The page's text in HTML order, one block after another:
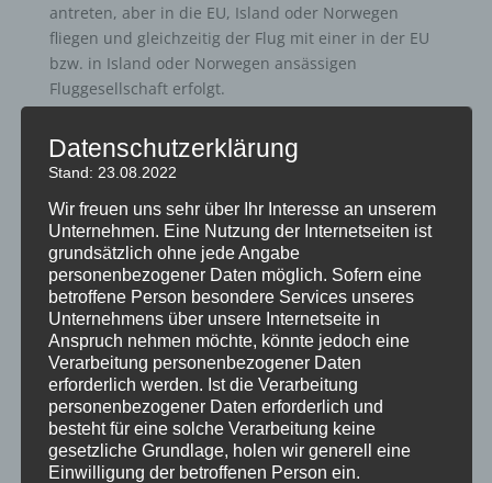
antreten, aber in die EU, Island oder Norwegen
fliegen und gleichzeitig der Flug mit einer in der EU
bzw. in Island oder Norwegen ansässigen
Fluggesellschaft erfolgt.
Die genannte Verordnung regelt die Ansprüche der
undVerweigerung der Beförderung.
Unter einer Verweigerung der Beförderung wird
verstanden, wenn einem Passagier trotz gültigem
Ticket und gültigen Reisedokumenten und
rechtzeitigem Eintreffen (nach Vorgabe in den
Buchungsunterlagen – mangels Vorgabe spätestens
45 Minuten vor dem geplanten Abflug) am Check-In
Schalter die Beförderung verweigert wird. In der
Praxis kommt eine Verweigerung der Beförderung
insbesondere bei „Überbuchungen“ vor.
Datenschutzerklärung
Stand: 23.08.2022
Wir freuen uns sehr über Ihr Interesse an unserem
Unternehmen. Eine Nutzung der Internetseiten ist
grundsätzlich ohne jede Angabe
personenbezogener Daten möglich. Sofern eine
betroffene Person besondere Services unseres
Unternehmens über unsere Internetseite in
Anspruch nehmen möchte, könnte jedoch eine
Verarbeitung personenbezogener Daten
erforderlich werden. Ist die Verarbeitung
personenbezogener Daten erforderlich und
besteht für eine solche Verarbeitung keine
gesetzliche Grundlage, holen wir generell eine
Einwilligung der betroffenen Person ein.